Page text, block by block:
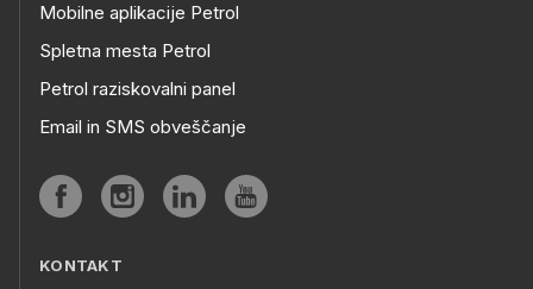
Mobilne aplikacije Petrol
Spletna mesta Petrol
Petrol raziskovalni panel
Email in SMS obveščanje
KONTAKT